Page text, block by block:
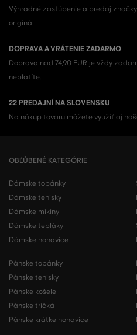
Výhradné zastúpenie a predaj
originál.
DOPRAVA A VRÁTENIE ZADARMO
Doprava nad 74,90 EUR je vždy
neplatíte.
22 PREDAJNÍ NA SLOVENSKU
Na nákup tovaru môžete využiť aj
OBĽÚBENÉ KATEGÓRIE
Dámske topánky
Dámske tenisky
Dámske mikiny
Dámske tepláky
Dámske nohavice
Pánske topánky
Pánske tenisky
Pánske košele
Pánske tričká
Pánske krátke nohavice